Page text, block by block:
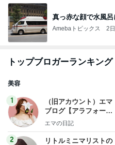
真っ赤な顔で水風
Amebaトピックス 2
トップブロガーランキング
美容
1
（旧アカウント）エマ
ブログ【アラフォー会
社売却セカンドライ
エマの日記
2
リトルミニマリストの